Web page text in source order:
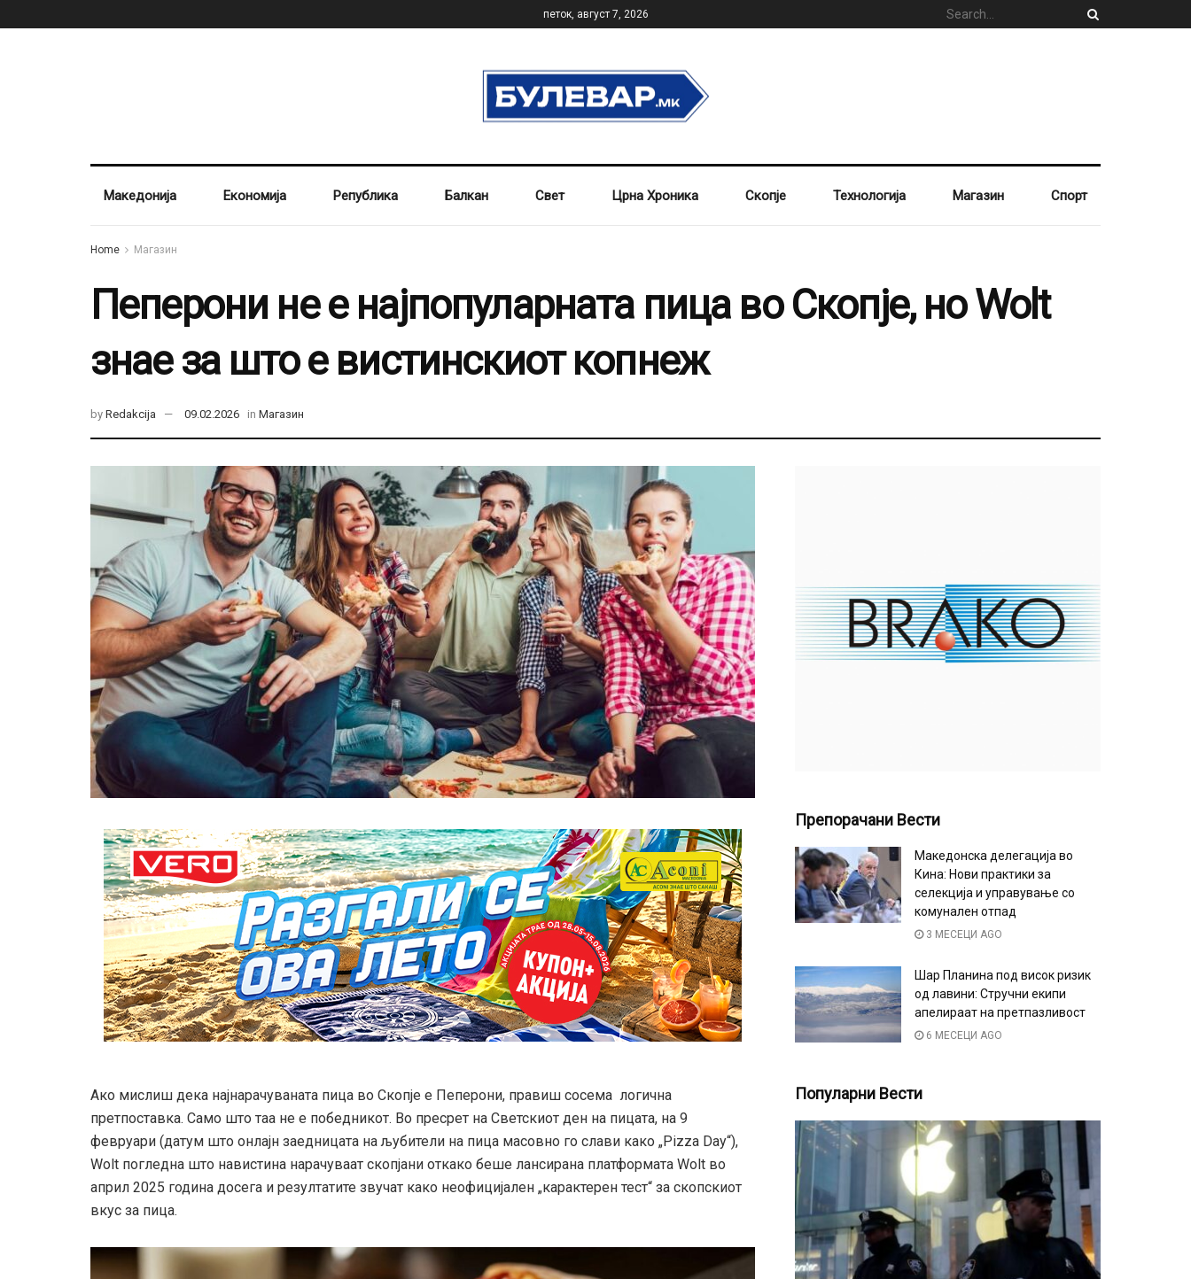
петок, август 7, 2026
Македонија Економија Република Балкан Свет Црна Хроника Скопје Технологија Магазин Спорт
Home Магазин
Пеперони не е најпопуларната пица во Скопје, но Wolt
знае за што е вистинскиот копнеж
by Redakcija 09.02.2026 in Магазин
Ако мислиш дека најнарачуваната пица во Скопје е Пеперони, правиш сосема логична
претпоставка. Само што таа не е победникот. Во пресрет на Светскиот ден на пицата, на 9
февруари (датум што онлајн заедницата на љубители на пица масовно го слави како „Pizza Day“),
Wolt погледна што навистина нарачуваат скопјани откако беше лансирана платформата Wolt во
април 2025 година досега и резултатите звучат како неофицијален „карактерен тест“ за скопскиот
вкус за пица.
Препорачани Вести
Македонска делегација во
Кина: Нови практики за
селекција и управување со
комунален отпад
3 МЕСЕЦИ AGO
Шар Планина под висок ризик
од лавини: Стручни екипи
апелираат на претпазливост
6 МЕСЕЦИ AGO
Популарни Вести